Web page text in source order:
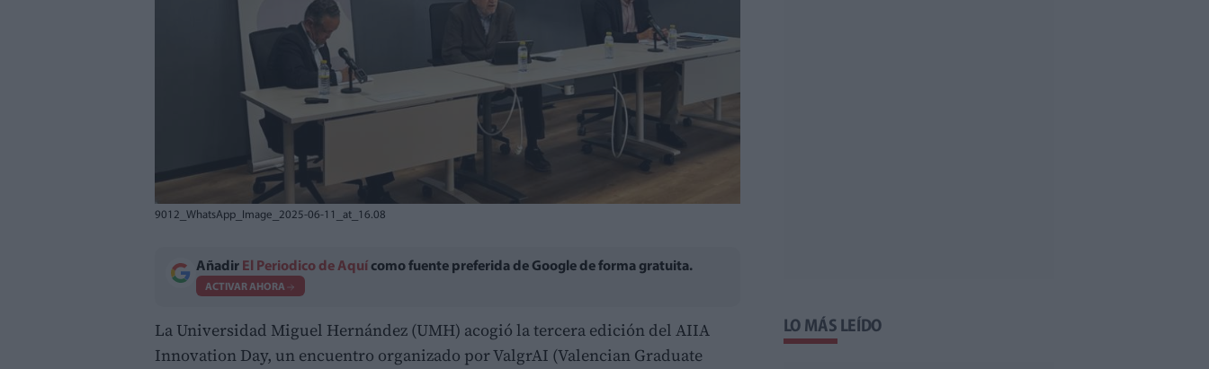
9012_WhatsApp_Image_2025-06-11_at_16.08
Añadir El Periodico de Aquí como fuente preferida de Google de forma gratuita.
ACTIVAR AHORA
La Universidad Miguel Hernández (UMH) acogió la tercera edición del AIIA
Innovation Day, un encuentro organizado por ValgrAI (Valencian Graduate
LO MÁS LEÍDO